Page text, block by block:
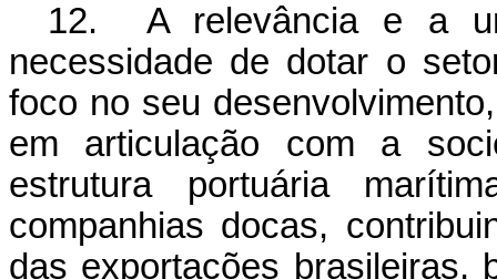
12. A relevância e a
necessidade de dotar o
foco no seu
em articulação com a
estrutura portuária
companhias docas,
das exportações brasileiras,